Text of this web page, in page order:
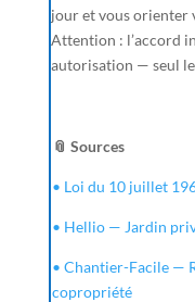
jour et vous orienter
Attention : l’accord
autorisation — seul
📎 Sources
• Loi du 10 juillet
• Hellio — Jardin
• Chantier-Facile —
copropriété